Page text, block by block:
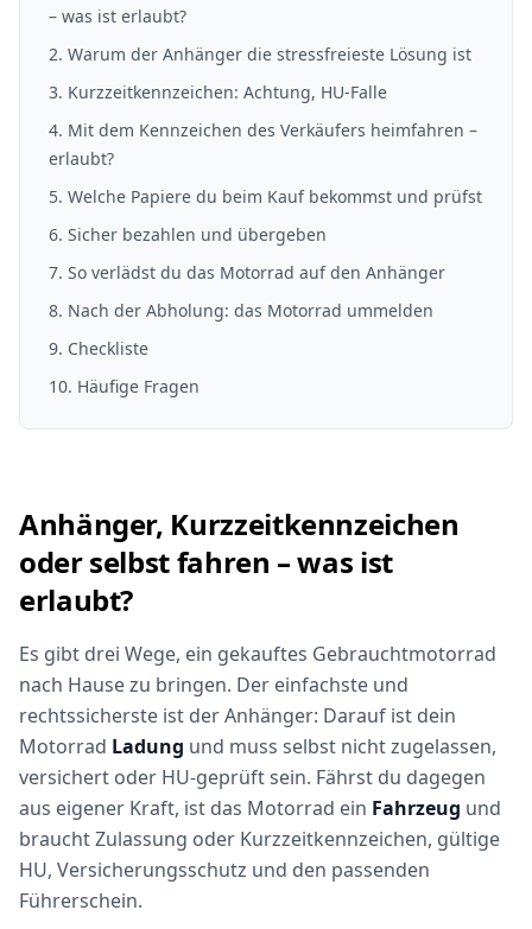
– was ist erlaubt?
2. Warum der Anhänger die stressfreieste Lösung ist
3. Kurzzeitkennzeichen: Achtung, HU-Falle
4. Mit dem Kennzeichen des Verkäufers heimfahren –
erlaubt?
5. Welche Papiere du beim Kauf bekommst und prüfst
6. Sicher bezahlen und übergeben
7. So verlädst du das Motorrad auf den Anhänger
8. Nach der Abholung: das Motorrad ummelden
9. Checkliste
10. Häufige Fragen
Anhänger, Kurzzeitkennzeichen
oder selbst fahren – was ist
erlaubt?
Es gibt drei Wege, ein gekauftes Gebrauchtmotorrad
nach Hause zu bringen. Der einfachste und
rechtssicherste ist der Anhänger: Darauf ist dein
Motorrad Ladung und muss selbst nicht zugelassen,
versichert oder HU-geprüft sein. Fährst du dagegen
aus eigener Kraft, ist das Motorrad ein Fahrzeug und
braucht Zulassung oder Kurzzeitkennzeichen, gültige
HU, Versicherungsschutz und den passenden
Führerschein.